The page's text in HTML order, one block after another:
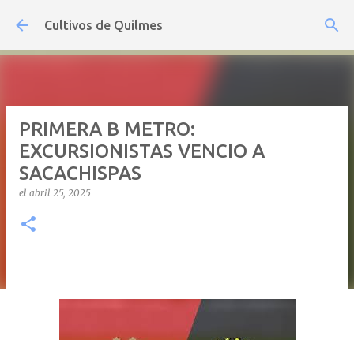
Ir al contenido principal
Cultivos de Quilmes
PRIMERA B METRO:
EXCURSIONISTAS VENCIO A
SACACHISPAS
el abril 25, 2025